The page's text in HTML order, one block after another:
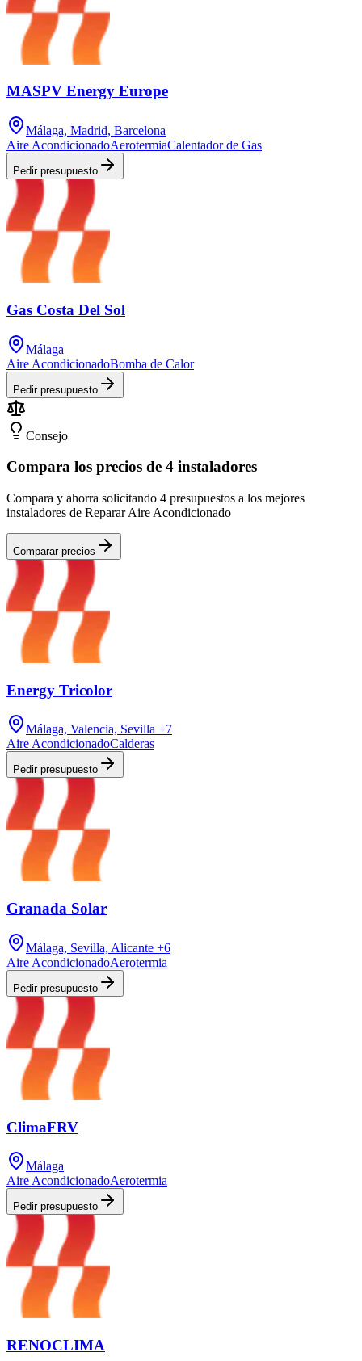
MASPV Energy Europe
Málaga, Madrid, Barcelona
Aire AcondicionadoAerotermiaCalentador de Gas
Pedir presupuesto
Gas Costa Del Sol
Málaga
Aire AcondicionadoBomba de Calor
Pedir presupuesto
Consejo
Compara los precios de 4 instaladores
Compara y ahorra solicitando 4 presupuestos a los mejores
instaladores de Reparar Aire Acondicionado
Comparar precios
Energy Tricolor
Málaga, Valencia, Sevilla +7
Aire AcondicionadoCalderas
Pedir presupuesto
Granada Solar
Málaga, Sevilla, Alicante +6
Aire AcondicionadoAerotermia
Pedir presupuesto
ClimaFRV
Málaga
Aire AcondicionadoAerotermia
Pedir presupuesto
RENOCLIMA